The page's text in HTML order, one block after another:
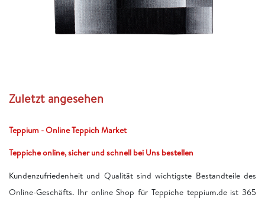
Zuletzt angesehen
Teppium - Online Teppich Market
Teppiche online, sicher und schnell bei Uns bestellen
Kundenzufriedenheit und Qualität sind wichtigste Bestandteile des
Online-Geschäfts. Ihr online Shop für Teppiche teppium.de ist 365